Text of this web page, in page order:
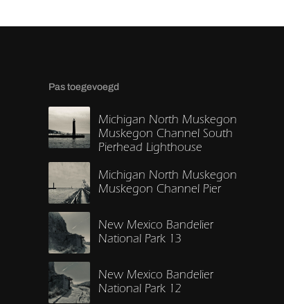
Pas toegevoegd
Michigan North Muskegon
Muskegon Channel South
Pierhead Lighthouse
Michigan North Muskegon
Muskegon Channel Pier
New Mexico Bandelier
National Park 13
New Mexico Bandelier
National Park 12